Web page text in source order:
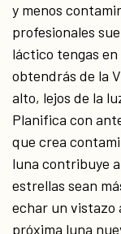
y menos
profesionales
láctico tengas
obtendrás de la
alto, lejos de la
Planifica con
que crea
luna contribuye
estrellas sean
echar un vistazo
próxima luna